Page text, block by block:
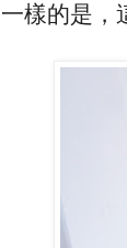
樣的是，